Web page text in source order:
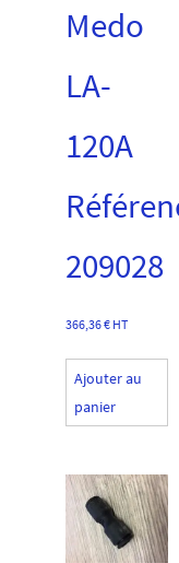
Medo
LA-
120A
209028
366,36€ HT
Ajouter au
panier